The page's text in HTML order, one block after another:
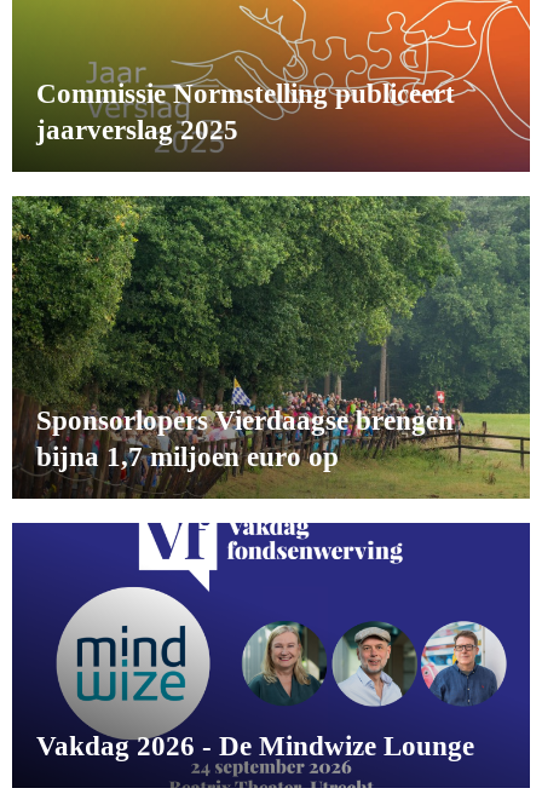
Commissie Normstelling publiceert
jaarverslag 2025
Sponsorlopers Vierdaagse brengen
bijna 1,7 miljoen euro op
Vakdag 2026 - De Mindwize Lounge